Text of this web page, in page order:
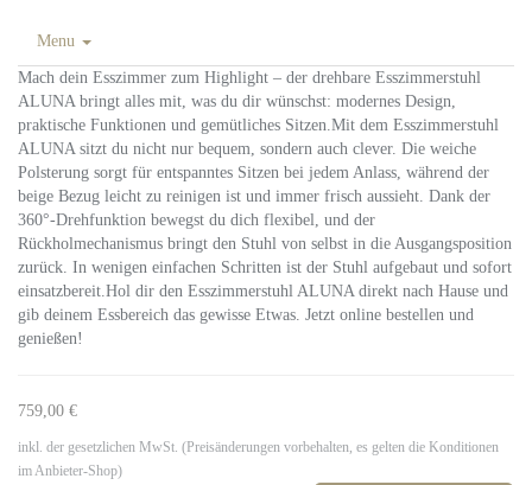
Menu
Mach dein Esszimmer zum Highlight – der drehbare Esszimmerstuhl
ALUNA bringt alles mit, was du dir wünschst: modernes Design,
praktische Funktionen und gemütliches Sitzen.Mit dem Esszimmerstuhl
ALUNA sitzt du nicht nur bequem, sondern auch clever. Die weiche
Polsterung sorgt für entspanntes Sitzen bei jedem Anlass, während der
beige Bezug leicht zu reinigen ist und immer frisch aussieht. Dank der
360°-Drehfunktion bewegst du dich flexibel, und der
Rückholmechanismus bringt den Stuhl von selbst in die Ausgangsposition
zurück. In wenigen einfachen Schritten ist der Stuhl aufgebaut und sofort
einsatzbereit.Hol dir den Esszimmerstuhl ALUNA direkt nach Hause und
gib deinem Essbereich das gewisse Etwas. Jetzt online bestellen und
genießen!
759,00 €
inkl. der gesetzlichen MwSt. (Preisänderungen vorbehalten, es gelten die Konditionen
im Anbieter-Shop)